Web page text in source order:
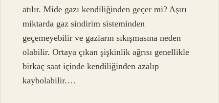
atılır. Mide gazı kendiliğinden geçer mi? Aşırı
miktarda gaz sindirim sisteminden
geçemeyebilir ve gazların sıkışmasına neden
olabilir. Ortaya çıkan şişkinlik ağrısı genellikle
birkaç saat içinde kendiliğinden azalıp
kaybolabilir.…